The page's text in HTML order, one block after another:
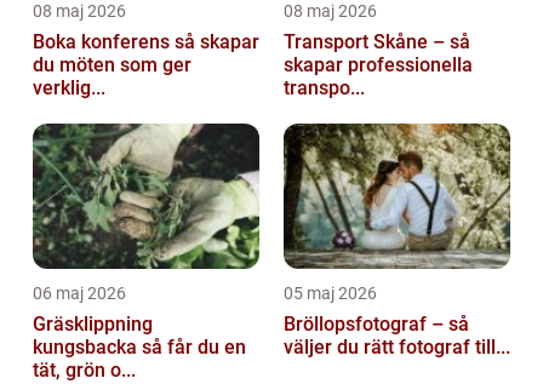
08 maj 2026
Boka konferens så skapar
du möten som ger
verklig...
08 maj 2026
Transport Skåne – så
skapar professionella
transpo...
06 maj 2026
Gräsklippning
kungsbacka så får du en
tät, grön o...
05 maj 2026
Bröllopsfotograf – så
väljer du rätt fotograf till...